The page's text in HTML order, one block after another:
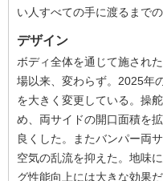
い人すべての手に渡るまで
デザイン
ボディ全体を通じて施され
場以来、変わらず。2025年
を大きく変更している。操
め、両サイドの開口面積を
良くした。またバンパー両
空気の乱流を抑えた。地味
グ性能向上には大きな効果だ